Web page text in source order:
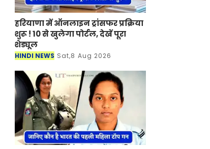
हरियाणा में ऑनलाइन ट्रांसफर प्रक्रिया
शुरू ! 10 से खुलेगा पोर्टल, देखें पूरा
शेड्यूल
HINDI NEWS Sat,8 Aug 2026